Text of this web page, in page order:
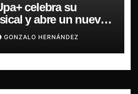
celebra su
y abre un nuevo
el lanzamiento de su
Anterior en Blondie
GONZALO HERNÁNDEZ